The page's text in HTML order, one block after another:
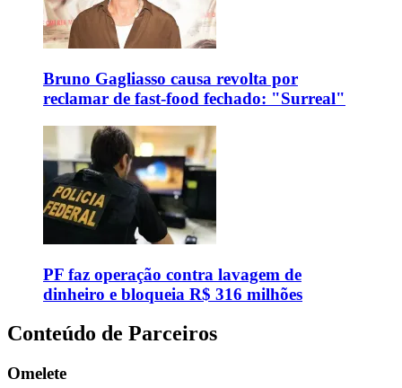
Bruno Gagliasso causa revolta por
reclamar de fast-food fechado: "Surreal"
PF faz operação contra lavagem de
dinheiro e bloqueia R$ 316 milhões
Conteúdo de Parceiros
Omelete